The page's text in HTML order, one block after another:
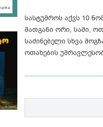
სასტუმროს აქვს 10
მათგანი ორი, სამი,
საძინებელი სხვა
ოთახების